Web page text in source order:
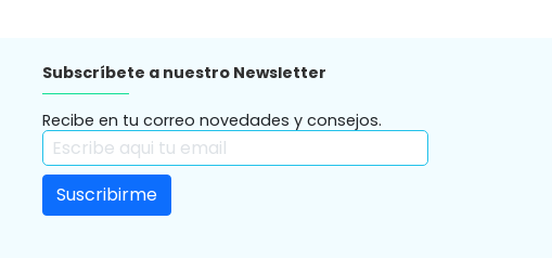
Subscríbete a nuestro Newsletter
Recibe en tu correo novedades y consejos.